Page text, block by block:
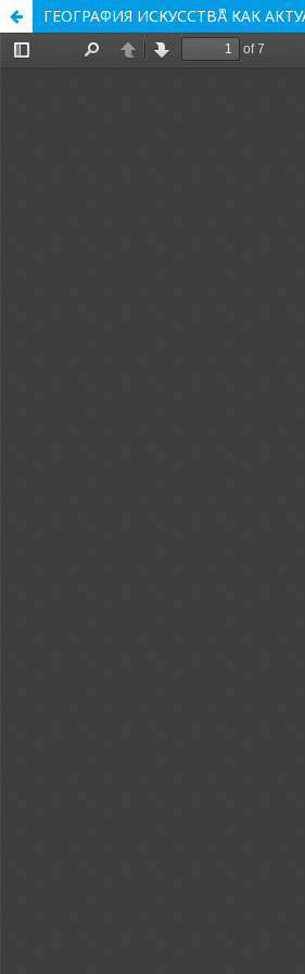
ГЕОГРАФИЯ ИСКУССТВАͫ КАК